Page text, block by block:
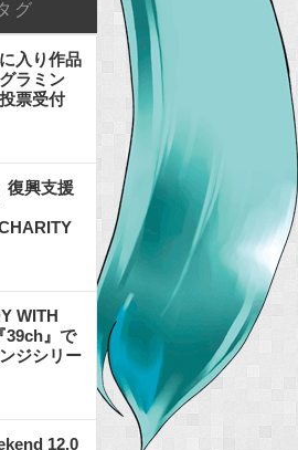
グ
入り作品
ラミン
票受付
復興支援
WITH
39ch』で
ジシリー
12.0